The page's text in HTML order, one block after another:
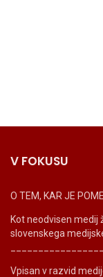
V FOKUSU
O TEM, KAR JE
Kot neodvisen medij
slovenskega
Vpisan v razvid